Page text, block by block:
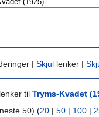
| Skjul lenker |
til Tryms-Kvadet
50) (20 | 50 | 100 |